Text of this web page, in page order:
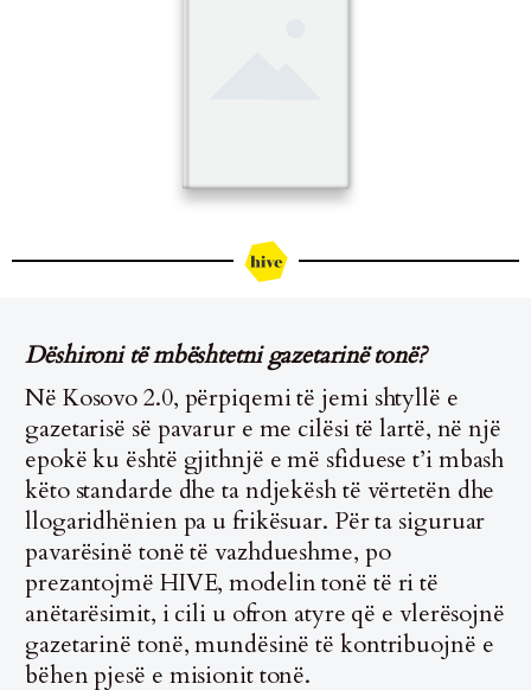
Dëshironi të mbështetni gazetarinë tonë?
Në Kosovo 2.0, përpiqemi të jemi shtyllë e
gazetarisë së pavarur e me cilësi të lartë, në një
epokë ku është gjithnjë e më sfiduese t’i mbash
këto standarde dhe ta ndjekësh të vërtetën dhe
llogaridhënien pa u frikësuar. Për ta siguruar
pavarësinë tonë të vazhdueshme, po
prezantojmë HIVE, modelin tonë të ri të
anëtarësimit, i cili u ofron atyre që e vlerësojnë
gazetarinë tonë, mundësinë të kontribuojnë e
bëhen pjesë e misionit tonë.